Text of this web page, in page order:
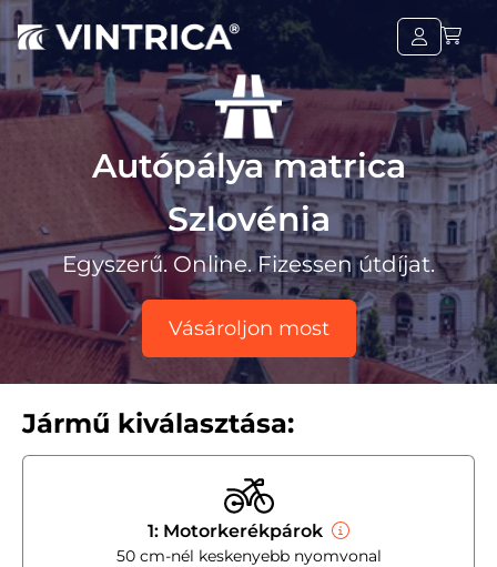
Autópálya matrica
Szlovénia
Egyszerű. Online. Fizessen útdíjat.
Vásároljon most
Jármű kiválasztása:
1: Motorkerékpárok
50 cm-nél keskenyebb nyomvonal